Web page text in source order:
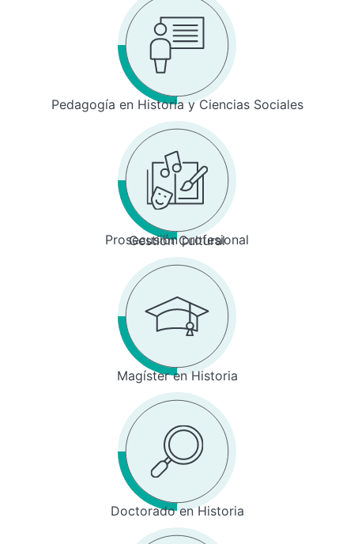
Pedagogía en Historia y Ciencias Sociales
Prosecusión profesional
Gestión Cultural
Magíster en Historia
Doctorado en Historia